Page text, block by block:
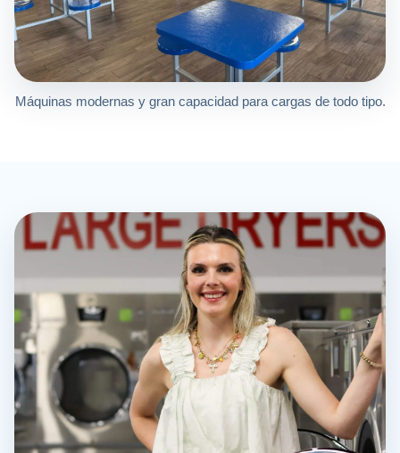
Máquinas modernas y gran capacidad para cargas de todo tipo.